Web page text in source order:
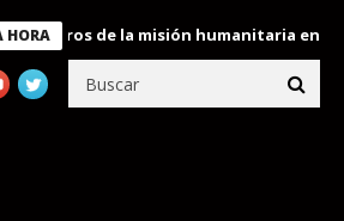
HORA de la misión humanitaria enviada a